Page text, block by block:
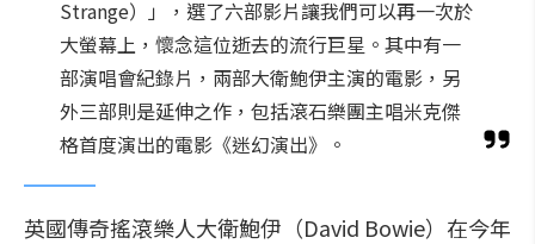
Strange）」，選了六部影片讓我們可以再一次於
大螢幕上，懷念這位逝去的流行巨星。其中有一
部演唱會紀錄片，兩部大衛鮑伊主演的電影，另
外三部則是延伸之作，包括滾石樂團主唱米克傑
格首度演出的電影《迷幻演出》。
英國傳奇搖滾樂人大衛鮑伊（David Bowie）在今年